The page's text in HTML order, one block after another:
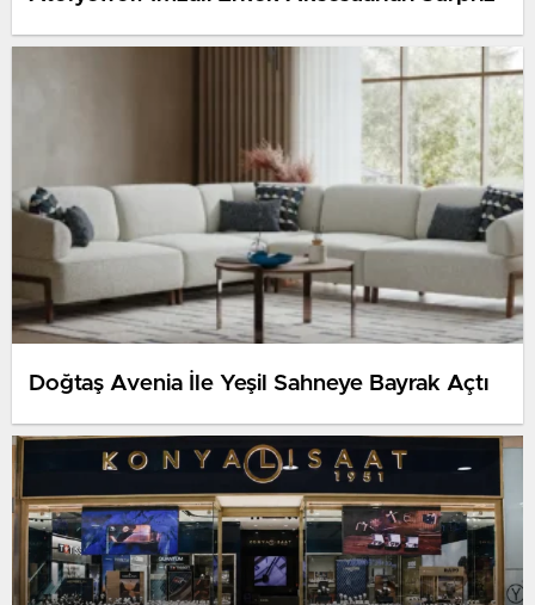
Doğtaş Avenia İle Yeşil Sahneye Bayrak Açtı